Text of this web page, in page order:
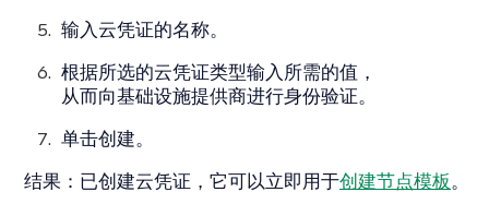
输入云凭证的名称。
根据所选的云凭证类型输入所需的值，
从而向基础设施提供商进行身份验证。
单击创建。
结果 ：已创建云凭证，它可以立即用于创建节点模板。